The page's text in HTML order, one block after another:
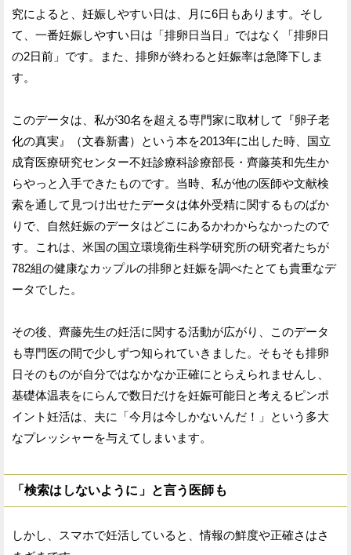
究によると、妊娠しやすい日は、月に6日もあります。そし
て、一番妊娠しやすい日は「排卵日当日」ではなく「排卵日
の2日前」です。また、排卵が終わると妊娠率は急降下しま
す。
このデータは、私が30名を超える専門家に取材して『卵子老
化の真実』（文春新書）という本を2013年に出した時、国立
成育医療研究センター不妊診療科診療部長・齊藤英和先生か
らやっと入手できたものです。当時、私が他の医師や文献検
索を通して見つけ出せたデータは体外受精に関するものばか
りで、自然妊娠のデータはどこにあるかわからなかったので
す。これは、米国の国立環境衛生科学研究所の研究者たちが
782組の健康なカップルの排卵と妊娠を調べたとても貴重なデ
ータでした。
その後、齊藤先生の妊活に関する活動が広がり、このデータ
も専門医の間で少しずつ知られていきました。そもそも排卵
日そのものが自分ではなかなか正確にとらえられませんし、
基礎体温表をにらんで数日だけを妊娠可能日と考えるピンポ
イント妊活は、夫に「今月は今しかないんだ！」という多大
なプレッシャーを与えてしまいます。
「検索はしないように」と言う医師も
しかし、スマホで妊活していると、情報の鮮度や正確さはさ